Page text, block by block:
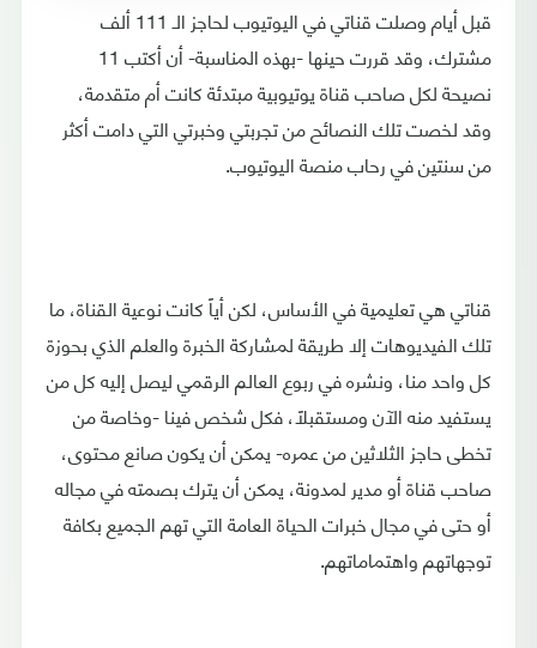
قبل أيام وصلت قناتي في اليوتيوب لحاجز الـ 111 ألف
مشترك، وقد قررت حينها -بهذه المناسبة- أن أكتب 11
نصيحة لكل صاحب قناة يوتيوبية مبتدئة كانت أم متقدمة،
وقد لخصت تلك النصائح من تجربتي وخبرتي التي دامت أكثر
من سنتين في رحاب منصة اليوتيوب.
قناتي هي تعليمية في الأساس، لكن أياً كانت نوعية القناة، ما
تلك الفيديوهات إلا طريقة لمشاركة الخبرة والعلم الذي بحوزة
كل واحد منا، ونشره في ربوع العالم الرقمي ليصل إليه كل من
يستفيد منه الآن ومستقبلاً، فكل شخص فينا -وخاصة من
تخطى حاجز الثلاثين من عمره- يمكن أن يكون صانع محتوى،
صاحب قناة أو مدير لمدونة، يمكن أن يترك بصمته في مجاله
أو حتى في مجال خبرات الحياة العامة التي تهم الجميع بكافة
توجهاتهم واهتماماتهم.